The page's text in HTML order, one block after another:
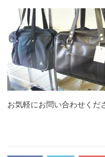
お気軽にお問い合わせくだ